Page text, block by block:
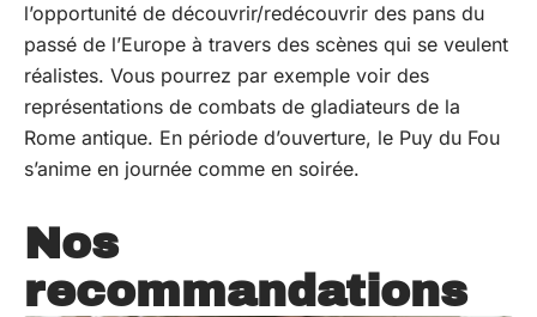
l’opportunité de découvrir/redécouvrir des pans du
passé de l’Europe à travers des scènes qui se veulent
réalistes. Vous pourrez par exemple voir des
représentations de combats de gladiateurs de la
Rome antique. En période d’ouverture, le Puy du Fou
s’anime en journée comme en soirée.
Nos
recommandations